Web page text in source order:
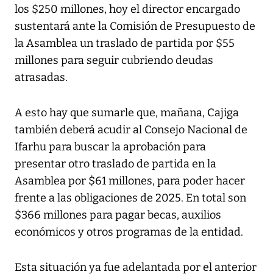
los $250 millones, hoy el director encargado
sustentará ante la Comisión de Presupuesto de
la Asamblea un traslado de partida por $55
millones para seguir cubriendo deudas
atrasadas.
A esto hay que sumarle que, mañana, Cajiga
también deberá acudir al Consejo Nacional de
Ifarhu para buscar la aprobación para
presentar otro traslado de partida en la
Asamblea por $61 millones, para poder hacer
frente a las obligaciones de 2025. En total son
$366 millones para pagar becas, auxilios
económicos y otros programas de la entidad.
Esta situación ya fue adelantada por el anterior